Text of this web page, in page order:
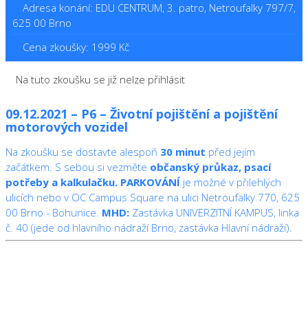
Adresa konání: EDU CENTRUM, 3. patro, Netroufalky 797/7,
625 00 Brno
Cena zkoušky: 1999 Kč
Na tuto zkoušku se již nelze přihlásit
09.12.2021 – P6 – Životní pojištění a pojištění
motorových vozidel
Na zkoušku se dostavte alespoň 30 minut před jejím
začátkem. S sebou si vezměte občanský průkaz, psací
potřeby a kalkulačku. PARKOVÁNÍ je možné v přilehlých
ulicích nebo v OC Campus Square na ulici Netroufalky 770, 625
00 Brno - Bohunice. MHD: Zastávka UNIVERZITNÍ KAMPUS, linka
č. 40 (jede od hlavního nádraží Brno, zastávka Hlavní nádraží).